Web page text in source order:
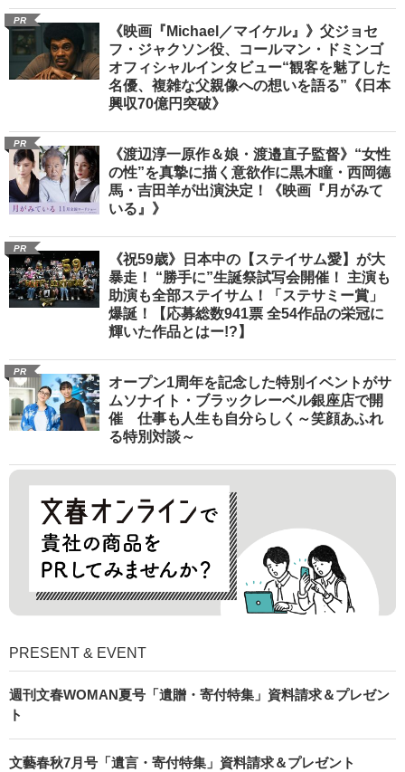
PR
《映画『Michael／マイケル』》父ジョセ
フ・ジャクソン役、コールマン・ドミンゴ
オフィシャルインタビュー“観客を魅了した
名優、複雑な父親像への想いを語る”《日本
興収70億円突破》
PR
《渡辺淳一原作＆娘・渡邉直子監督》“女性
の性”を真摯に描く意欲作に黒木瞳・西岡德
馬・吉田羊が出演決定！《映画『月がみて
いる』》
PR
《祝59歳》日本中の【ステイサム愛】が大
暴走！ “勝手に”生誕祭試写会開催！ 主演も
助演も全部ステイサム！「ステサミー賞」
爆誕！【応募総数941票 全54作品の栄冠に
輝いた作品とはー!?】
PR
オープン1周年を記念した特別イベントがサ
ムソナイト・ブラックレーベル銀座店で開
催 仕事も人生も自分らしく～笑顔あふれ
る特別対談～
PRESENT & EVENT
週刊文春WOMAN夏号「遺贈・寄付特集」資料請求＆プレゼン
ト
文藝春秋7月号「遺言・寄付特集」資料請求＆プレゼント